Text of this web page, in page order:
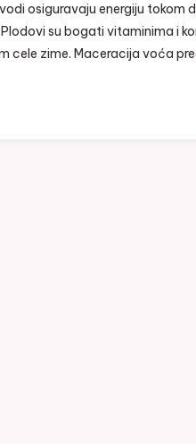
osiguravaju energiju tokom
su bogati vitaminima i
cele zime. Maceracija voća